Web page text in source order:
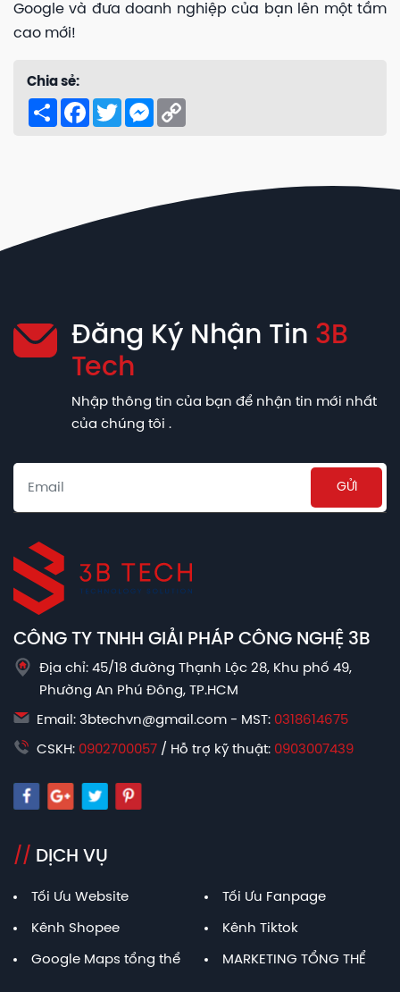
Google và đưa doanh nghiệp của bạn lên một tầm
cao mới!
Chia sẻ:
ShareFacebook
TwitterMessenger
Đăng Ký Nhận Tin 3B
Tech
Nhập thông tin của bạn để nhận tin mới nhất
của chúng tôi .
Email
CÔNG TY TNHH GIẢI PHÁP CÔNG NGHỆ 3B
Địa chỉ: 45/18 đường Thạnh Lộc 28, Khu phố 49,
Phường An Phú Đông, TP.HCM
Email: 3btechvn@gmail.com - MST: 0318614675
CSKH: 0902700057 / Hỗ trợ kỹ thuật: 0903007439
// DỊCH VỤ
Tối Ưu Website Tối Ưu Fanpage
Kênh Shopee Kênh Tiktok
Google Maps tổng thể MARKETING TỔNG THỂ